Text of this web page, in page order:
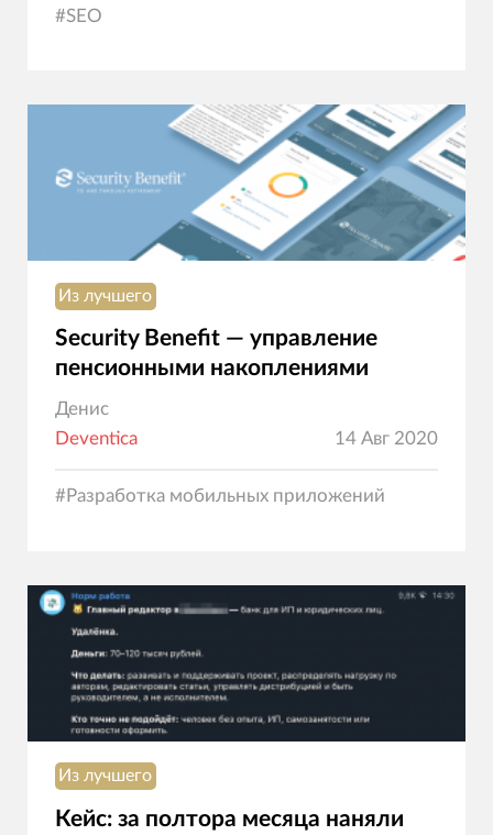
#SEO
Из лучшего
Security Benefit — управление
пенсионными накоплениями
Денис
Deventica
14 Авг 2020
#Разработка мобильных приложений
Из лучшего
Кейс: за полтора месяца наняли